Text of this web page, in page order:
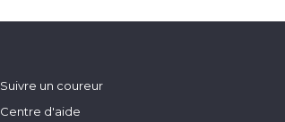
Suivre un coureur
Centre d'aide